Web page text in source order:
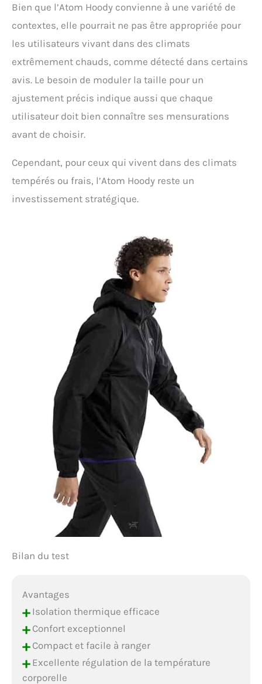
reste dégagée. Priorité à
avec des composants
approuvés bluesign et
cette veste d'hiver isolée
pour homme a une
environnementale plus
faible tout en offrant
Bien que l’Atom Hoody convienne à une variété de
contextes, elle pourrait ne pas être appropriée pour
les utilisateurs vivant dans des climats
extrêmement chauds, comme détecté dans certains
avis. Le besoin de moduler la taille pour un
ajustement précis indique aussi que chaque
utilisateur doit bien connaître ses mensurations
avant de choisir.
Cependant, pour ceux qui vivent dans des climats
tempérés ou frais, l’Atom Hoody reste un
investissement stratégique.
Bilan du test
Avantages
+Isolation thermique efficace
+Confort exceptionnel
+Compact et facile à ranger
+Excellente régulation de la température
corporelle